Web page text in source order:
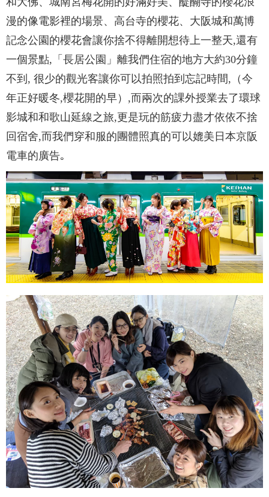
漫的像電影裡的場景、高台寺的櫻花、大阪城和萬博
記念公園的櫻花會讓你捨不得離開想待上一整天,還有
一個景點,「長居公園」離我們住宿的地方大約30分鐘
不到, 很少的觀光客讓你可以拍照拍到忘記時間,（今
年正好暖冬,櫻花開的早）,而兩次的課外授業去了環球
影城和和歌山延線之旅,更是玩的筋疲力盡才依依不捨
回宿舍,而我們穿和服的團體照真的可以媲美日本京阪
電車的廣告｡